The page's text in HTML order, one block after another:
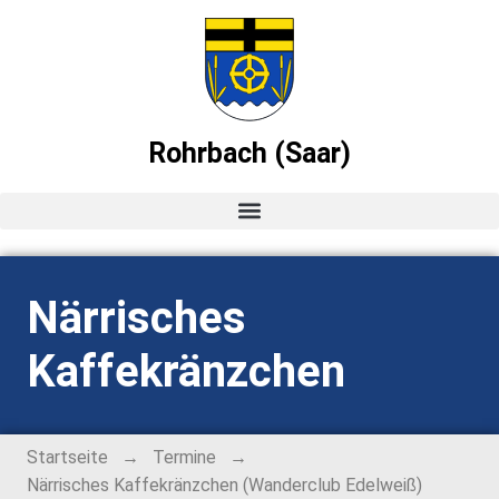
Rohrbach (Saar)
News
Termine
Närrisches
Kaffekränzchen
Startseite → Termine
→
Närrisches Kaffekränzchen (Wanderclub Edelweiß)